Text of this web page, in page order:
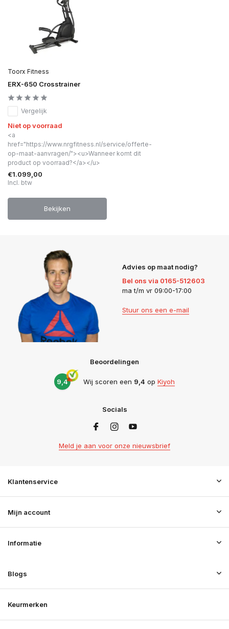
Toorx Fitness
ERX-650 Crosstrainer
Vergelijk
Niet op voorraad
<a
href="https://www.nrgfitness.nl/service/offerte-
op-maat-aanvragen/"><u>Wanneer komt dit
product op voorraad?</a></u>
€1.099,00
Incl. btw
Bekijken
Advies op maat nodig?
Bel ons via 0165-512603
ma t/m vr 09:00-17:00
Stuur ons een e-mail
Beoordelingen
9,4 Wij scoren een 9,4 op Kiyoh
Socials
Meld je aan voor onze nieuwsbrief
Klantenservice
Mijn account
Informatie
Blogs
Keurmerken